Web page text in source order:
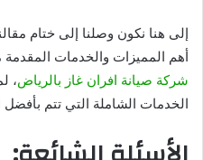
إلى هنا نكون وصلنا إلى ختام
أهم المميزات والخدمات
شركة صيانة افران غاز بالرياض،
الخدمات الشاملة التي تتم بأفضل